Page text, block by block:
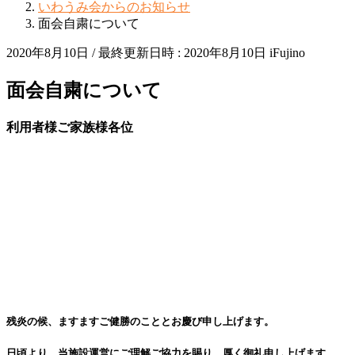
いわうみ会からのお知らせ
面会自粛について
2020年8月10日 / 最終更新日時 : 2020年8月10日 iFujino
面会自粛について
利用者様ご家族様各位
残炎の候、ますますご健勝のこととお慶び申し上げます。